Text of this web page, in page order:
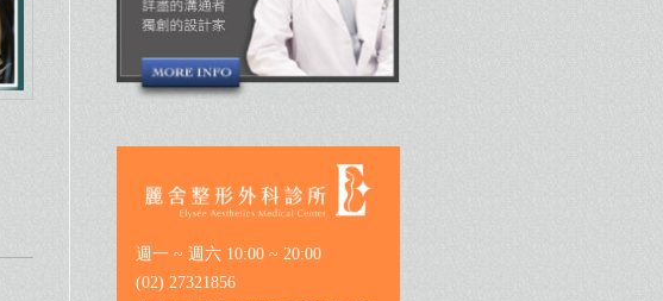
週一 ~ 週六 10:00 ~ 20:00
(02) 27321856